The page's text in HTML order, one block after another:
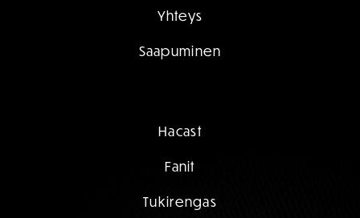
Yhteys
Saapuminen
Hacast
Fanit
Tukirengas